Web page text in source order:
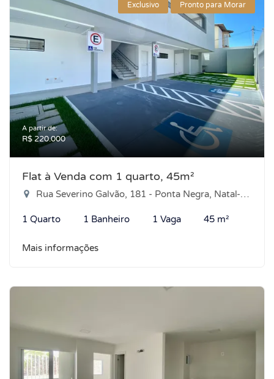
Exclusivo Pronto para Morar
A partir de:
R$ 220.000
Flat à Venda com 1 quarto, 45m²
Rua Severino Galvão, 181 - Ponta Negra, Natal-RN
1 Quarto 1 Banheiro 1 Vaga 45 m²
Mais informações